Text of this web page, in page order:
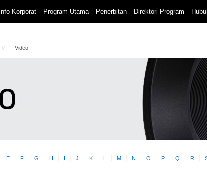
Info Korporat Program Utama Penerbitan Direktori Program
Video
E F G H I J K L M N O P Q R